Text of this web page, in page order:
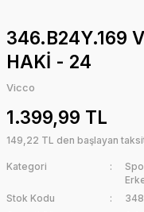
346.B24Y.169
HAKİ - 24
Vicco
1.399,99 TL
149,22 TL den başlayan
Kategori
Stok Kodu